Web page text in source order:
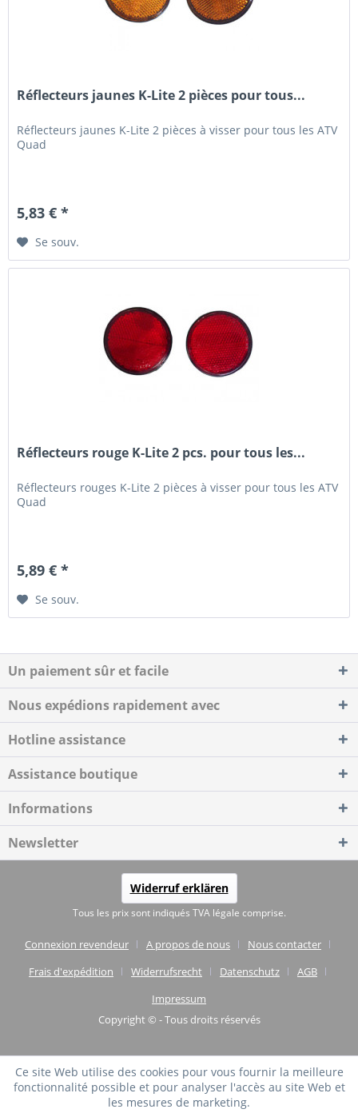
Réflecteurs jaunes K-Lite 2 pièces pour tous...
Réflecteurs jaunes K-Lite 2 pièces à visser pour tous les ATV
Quad
5,83 € *
Se souv.
Réflecteurs rouge K-Lite 2 pcs. pour tous les...
Réflecteurs rouges K-Lite 2 pièces à visser pour tous les ATV
Quad
5,89 € *
Se souv.
Un paiement sûr et facile
Nous expédions rapidement avec
Hotline assistance
Assistance boutique
Informations
Newsletter
Widerruf erklären
Tous les prix sont indiqués TVA légale comprise.
Connexion revendeur A propos de nous
Nous contacter
Frais d'expédition
Widerrufsrecht Datenschutz
AGB
Impressum
Copyright © - Tous droits réservés
Ce site Web utilise des cookies pour vous fournir la meilleure
fonctionnalité possible et pour analyser l'accès au site Web et
les mesures de marketing.